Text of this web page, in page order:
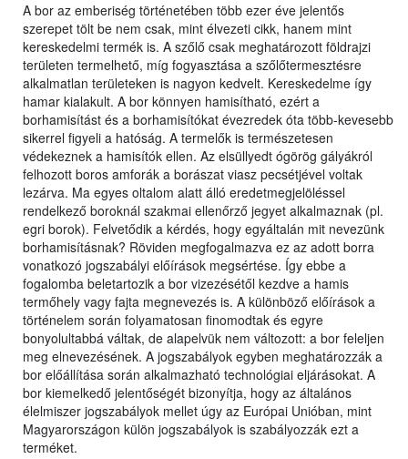
A bor az emberiség történetében több ezer éve jelentős
szerepet tölt be nem csak, mint élvezeti cikk, hanem mint
kereskedelmi termék is. A szőlő csak meghatározott földrajzi
területen termelhető, míg fogyasztása a szőlőtermesztésre
alkalmatlan területeken is nagyon kedvelt. Kereskedelme így
hamar kialakult. A bor könnyen hamisítható, ezért a
borhamisítást és a borhamisítókat évezredek óta több-kevesebb
sikerrel figyeli a hatóság. A termelők is természetesen
védekeznek a hamisítók ellen. Az elsüllyedt ógörög gályákról
felhozott boros amforák a borászat viasz pecsétjével voltak
lezárva. Ma egyes oltalom alatt álló eredetmegjelöléssel
rendelkező boroknál szakmai ellenőrző jegyet alkalmaznak (pl.
egri borok). Felvetődik a kérdés, hogy egyáltalán mit nevezünk
borhamisításnak? Röviden megfogalmazva ez az adott borra
vonatkozó jogszabályi előírások megsértése. Így ebbe a
fogalomba beletartozik a bor vizezésétől kezdve a hamis
termőhely vagy fajta megnevezés is. A különböző előírások a
történelem során folyamatosan finomodtak és egyre
bonyolultabbá váltak, de alapelvük nem változott: a bor feleljen
meg elnevezésének. A jogszabályok egyben meghatározzák a
bor előállítása során alkalmazható technológiai eljárásokat. A
bor kiemelkedő jelentőségét bizonyítja, hogy az általános
élelmiszer jogszabályok mellet úgy az Európai Unióban, mint
Magyarországon külön jogszabályok is szabályozzák ezt a
terméket.